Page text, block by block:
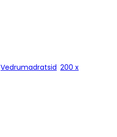
Vedrumadratsid 200 x